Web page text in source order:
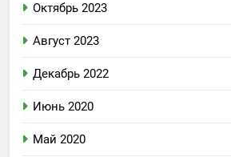
Октябрь 2023
Август 2023
Декабрь 2022
Июнь 2020
Май 2020